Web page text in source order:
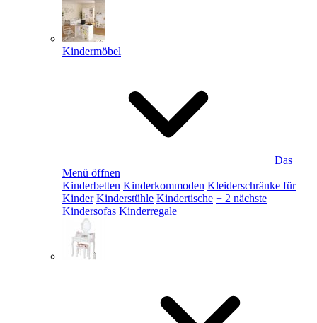
Kindermöbel
Das
Menü öffnen
Kinderbetten Kinderkommoden Kleiderschränke für
Kinder Kinderstühle Kindertische + 2 nächste
Kindersofas Kinderregale